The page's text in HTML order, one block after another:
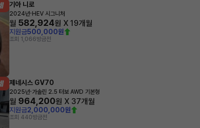
기아 니로
2024년· HEV 시그니처
월 582,924원 X 19개월
지원금500,000원
조회 1,066방금전
제네시스 GV70
2025년·가솔린 2.5 터보 AWD 기본형
월 964,200원 X 37개월
지원금2,000,000원
조회 440방금전